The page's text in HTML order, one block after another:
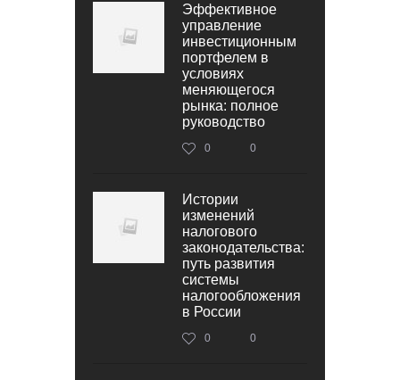
Эффективное
управление
инвестиционным
портфелем в
условиях
меняющегося
рынка: полное
руководство
0 0
Истории
изменений
налогового
законодательства:
путь развития
системы
налогообложения
в России
0 0